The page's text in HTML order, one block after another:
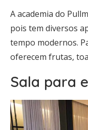
A academia do
pois tem diversos
tempo modernos.
oferecem frutas,
Sala para